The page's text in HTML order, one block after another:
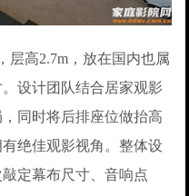
层高2.7m，放在国内也属
设计团队结合居家观影
同时将后排座位做抬高
绝佳观影视角。整体设
定幕布尺寸、音响点